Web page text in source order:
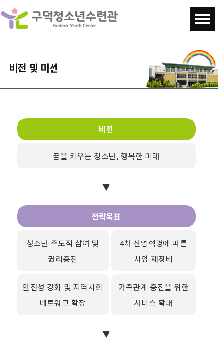
비전 및 미션
비전
꿈을 키우는 청소년, 행복한 미래
▼
전략목표
청소년 주도적 참여 및
권리증진
4차 산업혁명에 따른
사업 재정비
안전성 강화 및 지역사회
네트워크 확장
가족관계 증진을 위한
서비스 확대
▼